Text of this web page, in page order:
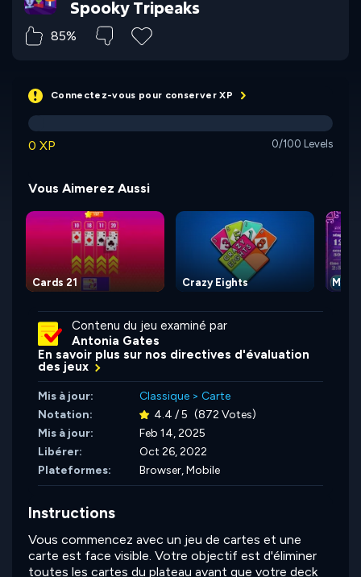
Spooky Tripeaks
85%
Connectez-vous pour conserver XP
0 XP 0/100 Levels
Vous Aimerez Aussi
Cards 21 Crazy Eights
Contenu du jeu examiné par
Antonia Gates
En savoir plus sur nos directives d'évaluation
des jeux
Mis à jour: Classique > Carte
Notation:
4.4 / 5 (872 Votes)
Mis à jour:
Feb 14, 2025
Libérer:
Oct 26, 2022
Plateformes:
Browser, Mobile
Instructions
Vous commencez avec un jeu de cartes et une
carte est face visible. Votre objectif est d'éliminer
toutes les cartes du plateau avant que votre deck